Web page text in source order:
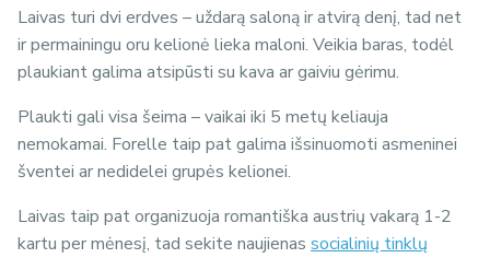
Laivas turi dvi erdves – uždarą saloną ir atvirą denį, tad net
ir permainingu oru kelionė lieka maloni. Veikia baras, todėl
plaukiant galima atsipūsti su kava ar gaiviu gėrimu.
Plaukti gali visa šeima – vaikai iki 5 metų keliauja
nemokamai. Forelle taip pat galima išsinuomoti asmeninei
šventei ar nedidelei grupės kelionei.
Laivas taip pat organizuoja romantiška austrių vakarą 1-2
kartu per mėnesį, tad sekite naujienas socialinių tinklų